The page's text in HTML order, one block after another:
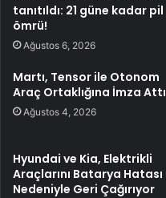
tanıtıldı: 21 güne kadar pil
ömrü!
Ağustos 6, 2026
Martı, Tensor ile Otonom
Araç Ortaklığına İmza Attı
Ağustos 4, 2026
Hyundai ve Kia, Elektrikli
Araçlarını Batarya Hatası
Nedeniyle Geri Çağırıyor